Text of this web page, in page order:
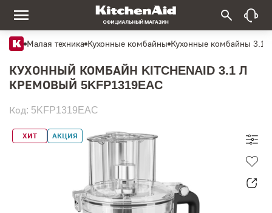
Малая техника Кухонные комбайны Кухонные комбайны 3.1 л
КУХОННЫЙ КОМБАЙН KITCHENAID 3.1 Л
КРЕМОВЫЙ 5KFP1319EAC
Код: 5KFP1319EAC
ХИТ АКЦИЯ